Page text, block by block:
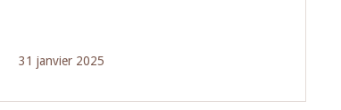
31 janvier 2025